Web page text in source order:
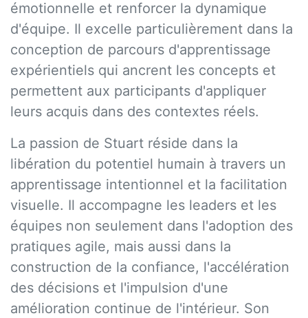
émotionnelle et renforcer la dynamique
d'équipe. Il excelle particulièrement dans la
conception de parcours d'apprentissage
expérientiels qui ancrent les concepts et
permettent aux participants d'appliquer
leurs acquis dans des contextes réels.
La passion de Stuart réside dans la
libération du potentiel humain à travers un
apprentissage intentionnel et la facilitation
visuelle. Il accompagne les leaders et les
équipes non seulement dans l'adoption des
pratiques agile, mais aussi dans la
construction de la confiance, l'accélération
des décisions et l'impulsion d'une
amélioration continue de l'intérieur. Son